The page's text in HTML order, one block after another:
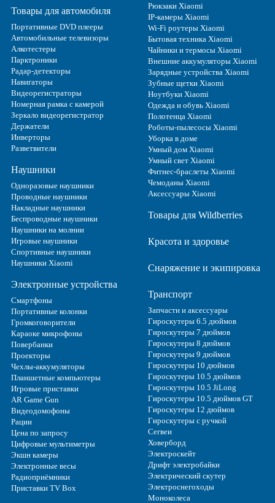
Товары для автомобиля
Портативные DVD плееры
Автомобильные телевизоры
Алкотестеры
Парктроники
Радар-детекторы
Навигаторы
Видеорегистраторы
Номерная рамка с камерой
Зеркало видеорегистратор
Держатели
Инверторы
Разветвители
Наушники
Одноразовые наушники
Проводные наушники
Накладные наушники
Беспроводные наушники
Наушники на молнии
Игровые наушники
Спортивные наушники
Наушники Xiaomi
Электронные устройства
Смартфоны
Портативные колонки
Громкоговорители
Караоке микрофоны
Повербанки
Проекторы
Чехлы-аккумуляторы
Планшетные компьютеры
Игровые приставки
AR Game Gun
Видеодомофоны
Рации
Цена по запросу
Цифровые мультиметры
Экшн камеры
Электронные весы
Радиоприёмники
Приставки TV Box
Рюкзаки Xiaomi
IP-камеры Xiaomi
Wi-Fi роутеры Xiaomi
Бытовая техника Xiaomi
Чайники и термосы Xiaomi
Внешние аккумуляторы Xiaomi
Зарядные устройства Xiaomi
Зубные щетки Xiaomi
Ноутбуки Xiaomi
Одежда и обувь Xiaomi
Полотенца Xiaomi
Роботы-пылесосы Xiaomi
Уборка в доме
Умный дом Xiaomi
Умный свет Xiaomi
Фитнес-браслеты Xiaomi
Чемоданы Xiaomi
Аксессуары Xiaomi
Товары для Wildberries
Красота и здоровье
Снаряжение и экипировка
Транспорт
Запчасти и аксессуары
Гироскутеры 6.5 дюймов
Гироскутеры 7 дюймов
Гироскутеры 8 дюймов
Гироскутеры 9 дюймов
Гироскутеры 10 дюймов
Гироскутеры 10.5 дюймов
Гироскутеры 10.5 JiLong
Гироскутеры 10.5 дюймов GT
Гироскутеры 12 дюймов
Гироскутеры с ручкой
Сегвеи
Ховерборд
Электроскейт
Дрифт электробайки
Электрический скутер
Электроснегоходы
Моноколеса